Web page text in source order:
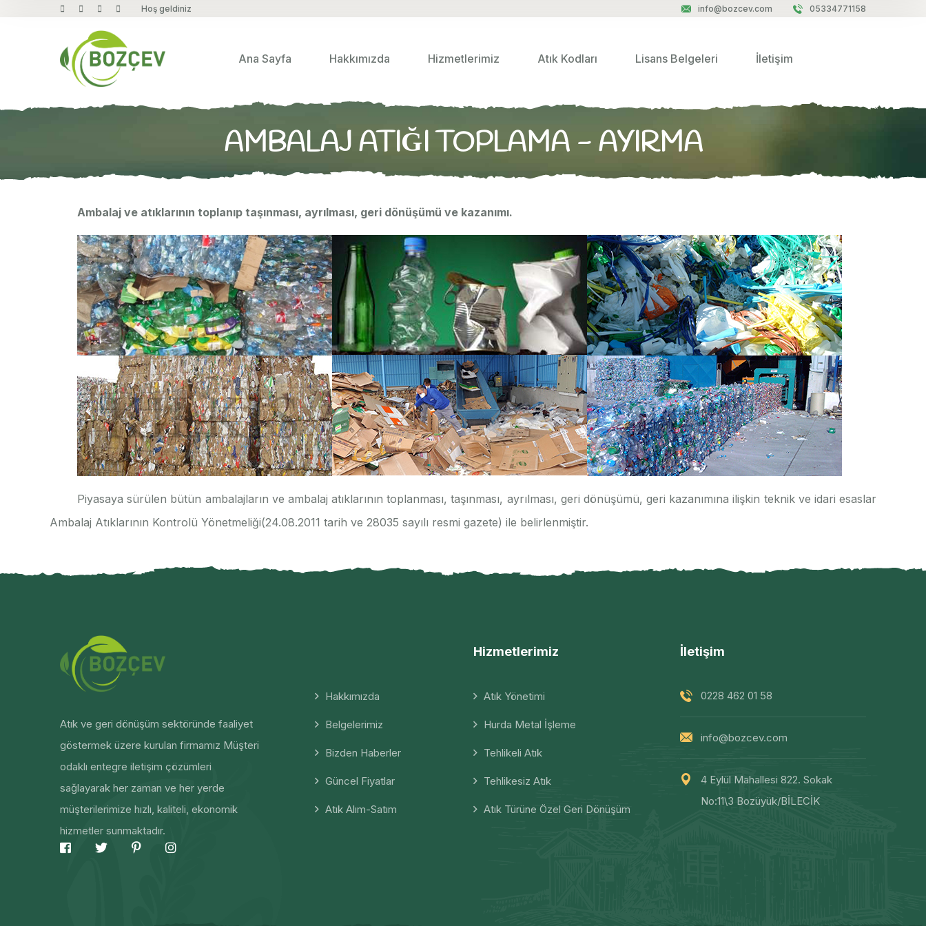
Hoş geldiniz info@bozcev.com 05334771158
Ana Sayfa Hakkımızda Hizmetlerimiz Atık Kodları Lisans Belgeleri İletişim
AMBALAJ ATIĞI TOPLAMA - AYIRMA
Ambalaj ve atıklarının toplanıp taşınması, ayrılması, geri dönüşümü ve kazanımı.
Piyasaya sürülen bütün ambalajların ve ambalaj atıklarının toplanması, taşınması, ayrılması, geri dönüşümü, geri kazanımına ilişkin teknik ve idari esaslar
Ambalaj Atıklarının Kontrolü Yönetmeliği(24.08.2011 tarih ve 28035 sayılı resmi gazete) ile belirlenmiştir.
Atık ve geri dönüşüm sektöründe faaliyet
göstermek üzere kurulan firmamız Müşteri
odaklı entegre iletişim çözümleri
sağlayarak her zaman ve her yerde
müşterilerimize hızlı, kaliteli, ekonomik
hizmetler sunmaktadır.
Hakkımızda
Belgelerimiz
Bizden Haberler
Güncel Fiyatlar
Atık Alım-Satım
Hizmetlerimiz
Atık Yönetimi
Hurda Metal İşleme
Tehlikeli Atık
Tehlikesiz Atık
Atık Türüne Özel Geri Dönüşüm
İletişim
0228 462 01 58
info@bozcev.com
4 Eylül Mahallesi 822. Sokak
No:11\3 Bozüyük/BİLECİK